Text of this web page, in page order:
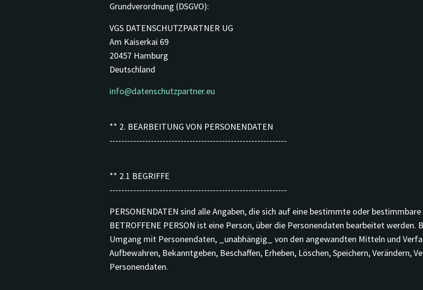
Grundverordnung (DSGVO):
VGS DATENSCHUTZPARTNER UG
Am Kaiserkai 69
20457 Hamburg
Deutschland
info@datenschutzpartner.eu
** 2. BEARBEITUNG VON PERSONENDATEN
------------------------------------------------------------
** 2.1 BEGRIFFE
------------------------------------------------------------
PERSONENDATEN sind alle Angaben, die sich auf eine bestimmte oder
BETROFFENE PERSON ist eine Person, über die Personendaten bearbeitet werden.
Umgang mit Personendaten, _unabhängig_ von den angewandten Mitteln und
Aufbewahren, Bekanntgeben, Beschaffen, Erheben, Löschen, Speichern, Verändern,
Personendaten.